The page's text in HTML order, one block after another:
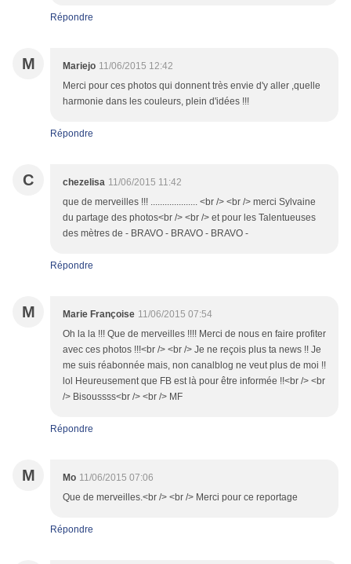
Répondre
M Mariejo 11/06/2015 12:42
Merci pour ces photos qui donnent très envie d'y aller ,quelle
harmonie dans les couleurs, plein d'idées !!!
Répondre
C chezelisa 11/06/2015 11:42
que de merveilles !!! .................... <br /> <br /> merci Sylvaine
du partage des photos<br /> <br /> et pour les Talentueuses
des mètres de - BRAVO - BRAVO - BRAVO -
Répondre
M Marie Françoise 11/06/2015 07:54
Oh la la !!! Que de merveilles !!!! Merci de nous en faire profiter
avec ces photos !!!<br /> <br /> Je ne reçois plus ta news !! Je
me suis réabonnée mais, non canalblog ne veut plus de moi !!
lol Heureusement que FB est là pour être informée !!<br /> <br
/> Bisoussss<br /> <br /> MF
Répondre
M Mo 11/06/2015 07:06
Que de merveilles.<br /> <br /> Merci pour ce reportage
Répondre